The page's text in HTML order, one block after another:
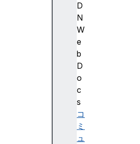
D
N
W
e
b
D
o
c
s
コ
ミ
ュ